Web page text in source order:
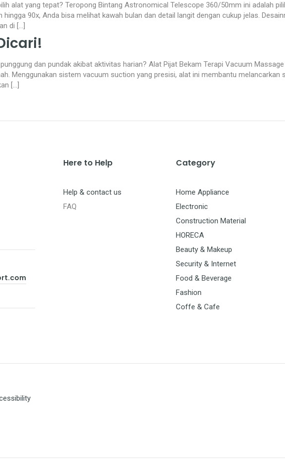
alat yang tepat? Teropong Bintang Astronomical Telescope 360/50mm ini adalah
90x, Anda bisa melihat kawah bulan dan detail langit dengan cukup jelas.
di […]
dan pundak akibat aktivitas harian? Alat Pijat Bekam Terapi Vacuum
Menggunakan sistem vacuum suction yang presisi, alat ini membantu
[…]
Here to Help
Help & contact us
FAQ
Category
Home Appliance
Electronic
Construction Material
HORECA
Beauty & Makeup
Security & Internet
Food & Beverage
Fashion
Coffe & Cafe